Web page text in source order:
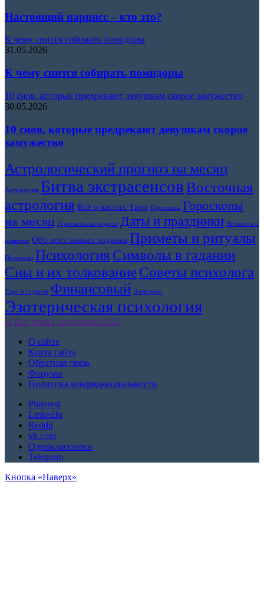
Настоящий нарцисс – кто это?
К чему снится собирать помидоры
31.05.2026
К чему снится собирать помидоры
10 снов, которые предрекают девушкам скорое замужество
30.05.2026
10 снов, которые предрекают девушкам скорое
замужество
Астрологический прогноз на месяц
Астрология Битва экстрасенсовВосточная
астрология Всё о картах Таро Гороскопы Гороскопы
на месяц Гороскопы на неделю Даты и праздники Личность и
развитие Обо всех знаках зодиака Приметы и ритуалы
Прогнозы Психология Символы в гадании
Сны и их толкованиеСоветы психолога
Таро и гадания Финансовый Эзотерика
Эзотерическая психология
© Все права защищены 2026
О сайте
Карта сайта
Обратная связь
Форумы
Политика конфиденциальности
Pinterest
LinkedIn
Reddit
vk.com
Одноклассники
Telegram
Кнопка «Наверх»